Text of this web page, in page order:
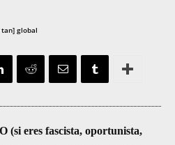
global
eres fascista, oportunista,